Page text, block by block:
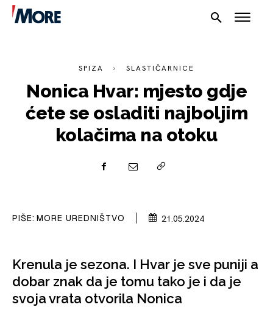
PLOVILA
SPIZA
VELIKE PRIČE
SPIZA SLASTIČARNICE
Nonica Hvar: mjesto gdje
ćete se osladiti najboljim
kolačima na otoku
PIŠE: MORE UREDNIŠTVO 21.05.2024
Krenula je sezona. I Hvar je sve puniji a
dobar znak da je tomu tako je i da je
svoja vrata otvorila Nonica